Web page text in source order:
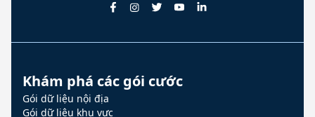
Khám phá các gói cước
Gói dữ liệu nội địa
Gói dữ liệu khu vực